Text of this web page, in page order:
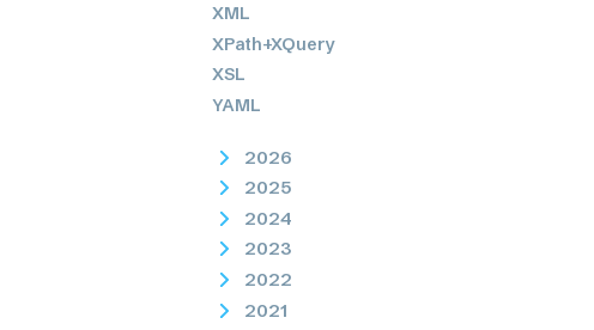
XML
XPath+XQuery
XSL
YAML
2026
2025
2024
2023
2022
2021